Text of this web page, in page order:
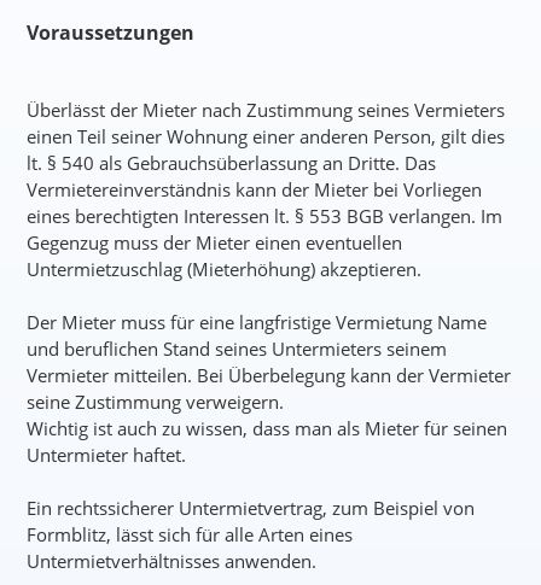
Voraussetzungen
Überlässt der Mieter nach Zustimmung seines Vermieters
einen Teil seiner Wohnung einer anderen Person, gilt dies
lt. § 540 als Gebrauchsüberlassung an Dritte. Das
Vermietereinverständnis kann der Mieter bei Vorliegen
eines berechtigten Interessen lt. § 553 BGB verlangen. Im
Gegenzug muss der Mieter einen eventuellen
Untermietzuschlag (Mieterhöhung) akzeptieren.
Der Mieter muss für eine langfristige Vermietung Name
und beruflichen Stand seines Untermieters seinem
Vermieter mitteilen. Bei Überbelegung kann der Vermieter
seine Zustimmung verweigern.
Wichtig ist auch zu wissen, dass man als Mieter für seinen
Untermieter haftet.
Ein rechtssicherer Untermietvertrag, zum Beispiel von
Formblitz, lässt sich für alle Arten eines
Untermietverhältnisses anwenden.